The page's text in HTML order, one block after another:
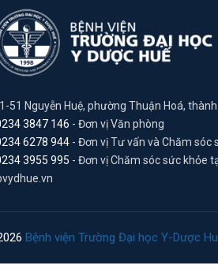
51 Nguyễn Huệ, phường Thuận Hoá,
3847 146 - Đơn vị Văn phòng
6278 944 - Đơn vị Tư vấn và Chăm sóc
3955 995 - Đơn vị Chăm sóc sức khỏe
Bệnh viện Trường Đại học Y-Dược